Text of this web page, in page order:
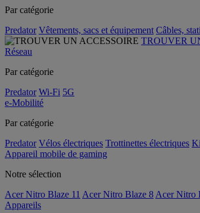
Par catégorie
Predator Vêtements, sacs et équipement Câbles,
TROUVER
Réseau
Par catégorie
Predator Wi-Fi 5G
e-Mobilité
Par catégorie
Predator Vélos électriques Trottinettes électriques
Appareil mobile de gaming
Notre sélection
Acer Nitro Blaze 11 Acer Nitro Blaze 8 Acer Nitro
Appareils